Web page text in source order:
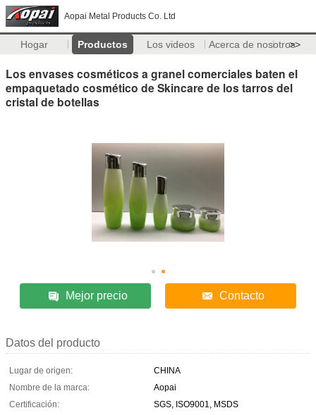
Aopai Metal Products Co. Ltd
Hogar Productos Los videos Acerca de nosotros>>
Los envases cosméticos a granel comerciales baten el
empaquetado cosmético de Skincare de los tarros del
cristal de botellas
Mejor precio Contacto
Datos del producto
Lugar de origen:
CHINA
Nombre de la marca:
Aopai
Certificación:
SGS, ISO9001, MSDS